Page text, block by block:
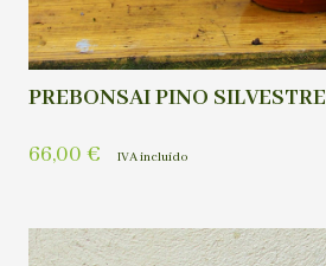
PREBONSAI PINO SILVESTRE
66,00 € IVA incluído